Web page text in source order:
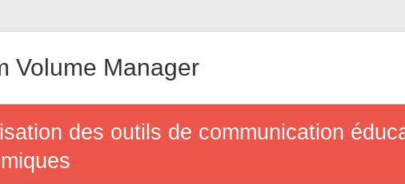
Volume Manager
des outils de communication